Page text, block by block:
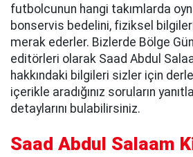
futbolcunun hangi takımlarda
bonservis bedelini, fiziksel
merak ederler. Bizlerde Bölge
editörleri olarak Saad Abdul
hakkındaki bilgileri sizler için
içerikle aradığınız soruların
detaylarını bulabilirsiniz.
Saad Abdul Salaam